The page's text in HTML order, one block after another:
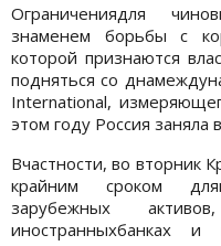
Ограничениядля
знаменем борьбы с
которой признаются
подняться со
International,
этом году Россия
Вчастности, во вторник
крайним сроком
зарубежных
иностранныхбанках